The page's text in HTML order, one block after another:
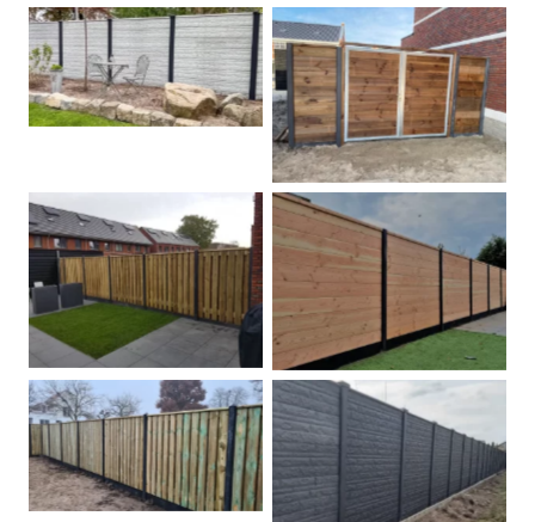
Betonschutting
Dubbele poort
Betonpalen schutting Douglas
Hout beton schuttingen Rots motief antraciet